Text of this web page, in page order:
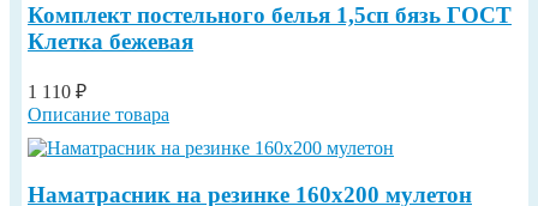
Комплект постельного белья 1,5сп бязь ГОСТ
Клетка бежевая
1 110 ₽
Описание товара
Наматрасник на резинке 160х200 мулетон